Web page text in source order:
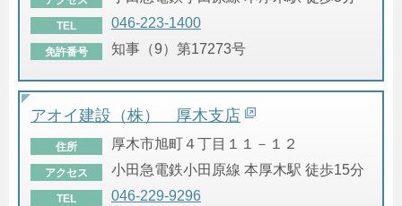
TEL 046-223-1400
免許番号 知事（9）第17273号
アオイ建設（株） 厚木支店
住所 厚木市旭町４丁目１１－１２
アクセス 小田急電鉄小田原線 本厚木駅 徒歩15分
TEL 046-229-9296